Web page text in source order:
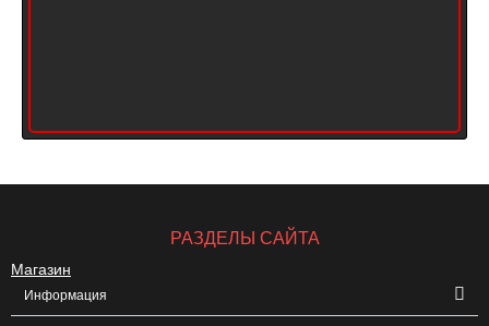
РАЗДЕЛЫ САЙТА
Магазин
Информация